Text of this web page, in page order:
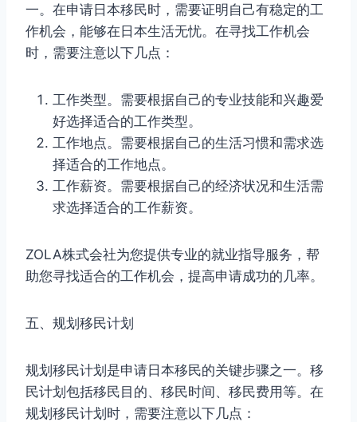
一。在申请日本移民时，需要证明自己有稳定的工
作机会，能够在日本生活无忧。在寻找工作机会
时，需要注意以下几点：
工作类型。需要根据自己的专业技能和兴趣爱
好选择适合的工作类型。
工作地点。需要根据自己的生活习惯和需求选
择适合的工作地点。
工作薪资。需要根据自己的经济状况和生活需
求选择适合的工作薪资。
ZOLA株式会社为您提供专业的就业指导服务，帮
助您寻找适合的工作机会，提高申请成功的几率。
五、规划移民计划
规划移民计划是申请日本移民的关键步骤之一。移
民计划包括移民目的、移民时间、移民费用等。在
规划移民计划时，需要注意以下几点：